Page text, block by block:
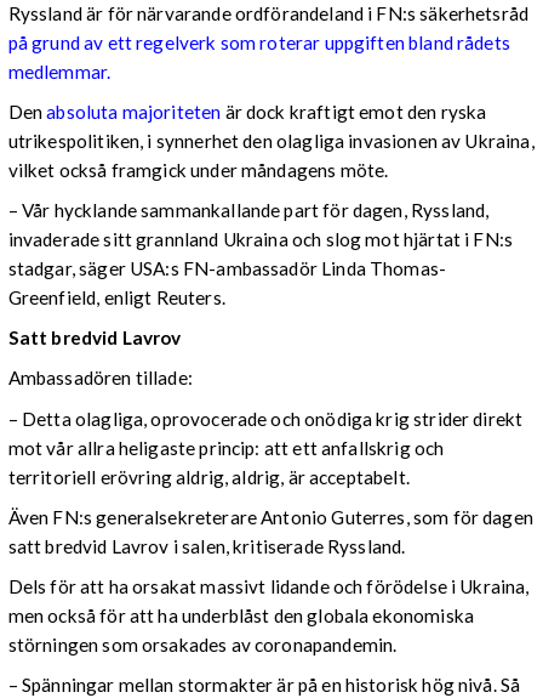
Ryssland är för närvarande ordförandeland i FN:s säkerhetsråd
på grund av ett regelverk som roterar uppgiften bland rådets
medlemmar.
Denabsoluta majoriteten är dock kraftigt emot den ryska
utrikespolitiken, i synnerhet den olagliga invasionen av Ukraina,
vilket också framgick under måndagens möte.
– Vår hycklande sammankallande part för dagen, Ryssland,
invaderade sitt grannland Ukraina och slog mot hjärtat i FN:s
stadgar, säger USA:s FN-ambassadör Linda Thomas-
Greenfield, enligt Reuters.
Satt bredvid Lavrov
Ambassadören tillade:
– Detta olagliga, oprovocerade och onödiga krig strider direkt
mot vår allra heligaste princip: att ett anfallskrig och
territoriell erövring aldrig, aldrig, är acceptabelt.
Även FN:s generalsekreterare Antonio Guterres, som för dagen
satt bredvid Lavrov i salen, kritiserade Ryssland.
Dels för att ha orsakat massivt lidande och förödelse i Ukraina,
men också för att ha underblåst den globala ekonomiska
störningen som orsakades av coronapandemin.
– Spänningar mellan stormakter är på en historisk hög nivå. Så